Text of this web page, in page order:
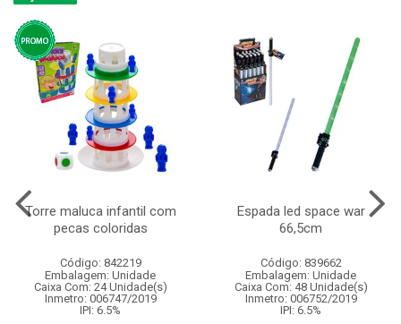
Torre maluca infantil com
pecas coloridas
Código: 842219
Embalagem: Unidade
Caixa Com: 24 Unidade(s)
Inmetro: 006747/2019
IPI: 6.5%
Espada led space war
66,5cm
Código: 839662
Embalagem: Unidade
Caixa Com: 48 Unidade(s)
Inmetro: 006752/2019
IPI: 6.5%